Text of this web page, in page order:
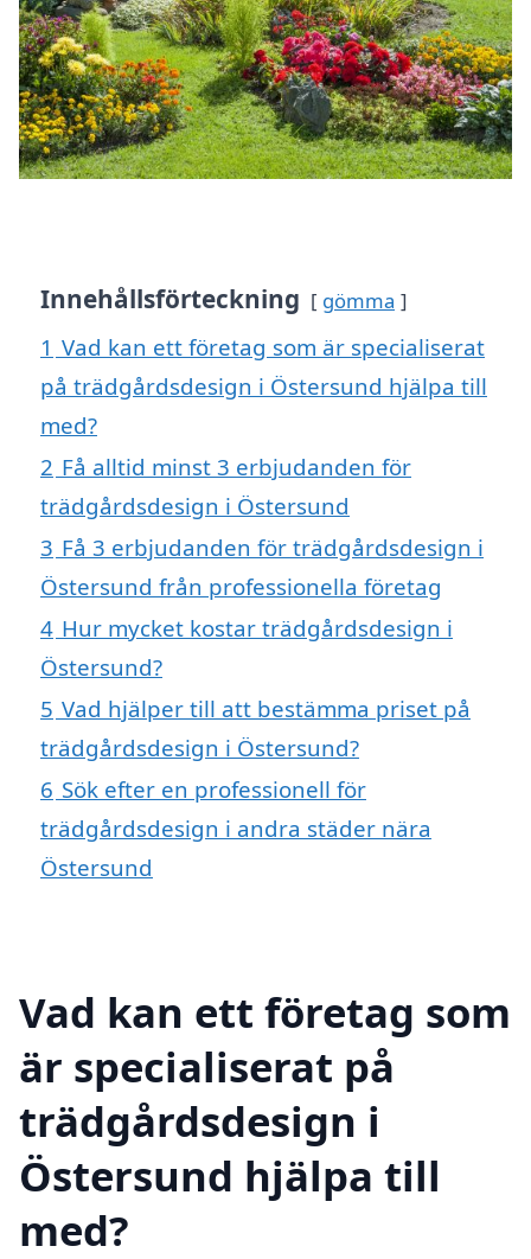
Innehållsförteckning gömma
1 Vad kan ett företag som är specialiserat
på trädgårdsdesign i Östersund hjälpa till
med?
2 Få alltid minst 3 erbjudanden för
trädgårdsdesign i Östersund
3 Få 3 erbjudanden för trädgårdsdesign i
Östersund från professionella företag
4 Hur mycket kostar trädgårdsdesign i
Östersund?
5 Vad hjälper till att bestämma priset på
trädgårdsdesign i Östersund?
6 Sök efter en professionell för
trädgårdsdesign i andra städer nära
Östersund
Vad kan ett företag som
är specialiserat på
trädgårdsdesign i
Östersund hjälpa till
med?